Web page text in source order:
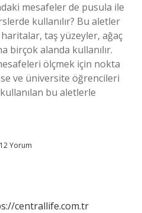
mesafeler de pusula ile
kullanılır? Bu aletler
taş yüzeyler, ağaç
birçok alanda kullanılır.
ölçmek için nokta
ve üniversite öğrencileri
bu aletlerle
12 Yorum
centrallife.com.tr